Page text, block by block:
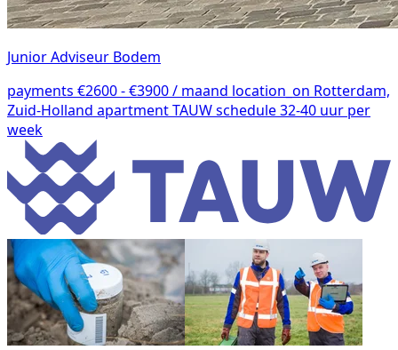
Junior Adviseur Bodem
payments €2600 - €3900 / maand location_on Rotterdam,
Zuid-Holland apartmentTAUWschedule32-40 uur per
week